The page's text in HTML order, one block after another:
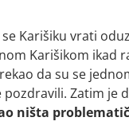
Karišiku vrati
Karišikom ikad
da su se
Zatim je
ništa